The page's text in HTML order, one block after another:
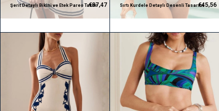
Şerit Detaylı Bikini ve Etek Pareo Takım
(3 parça)
€87,47
Sırtı Kurdele Detaylı Desenli Tasarım
Mayo
€45,56